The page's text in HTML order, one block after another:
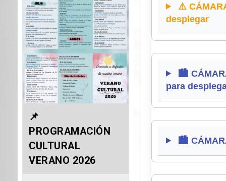
⚠️
desplegar
🏙️
para
🏙️